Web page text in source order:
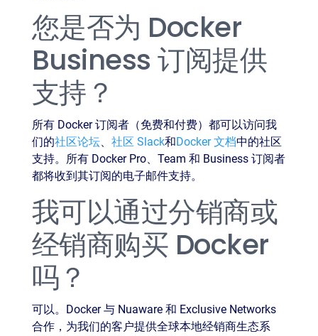
您是否为 Docker
Business 订阅提供
支持？
所有 Docker 订阅者（免费和付费）都可以访问我
们的社区论坛、 社区 Slack和Docker 文档中的社区
支持。所有 Docker Pro、Team 和 Business 订阅者
都将收到其订阅的电子邮件支持。
我可以通过分销商或
经销商购买 Docker
吗？
可以。Docker 与 Nuaware 和 Exclusive Networks
合作，为我们的客户提供全球本地经销商生态系